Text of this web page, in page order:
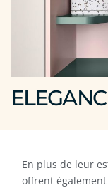
En plus de leur
offrent